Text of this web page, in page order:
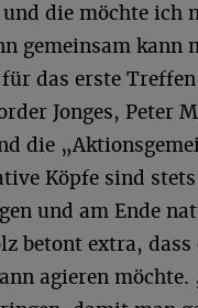
die möchte ich
gemeinsam kann
das erste
Jonges, Peter
die
Köpfe sind
und am Ende
betont extra,
agieren